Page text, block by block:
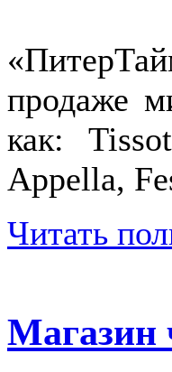
продаже
как:
Appella,
Читать
Магазин